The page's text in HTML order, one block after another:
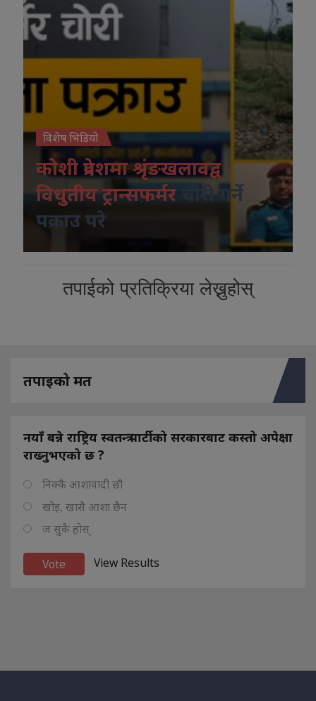
विशेष भिडियो
कोशी प्रदेशमा श्रृंङखलावद्व
विधुतीय ट्रान्सफर्मर
चोरी गर्ने
पक्राउ परे
तपाईको प्रतिक्रिया लेख्नुहोस्
तपाइको मत
नयाँ बन्ने राष्ट्रिय स्वतन्त्र पार्टीको सरकारबाट कस्तो अपेक्षा
राख्नुभएको छ ?
निक्कै आशावादी छौ
खोइ, खासै आशा छैन
ज सुकै होस्
View Results